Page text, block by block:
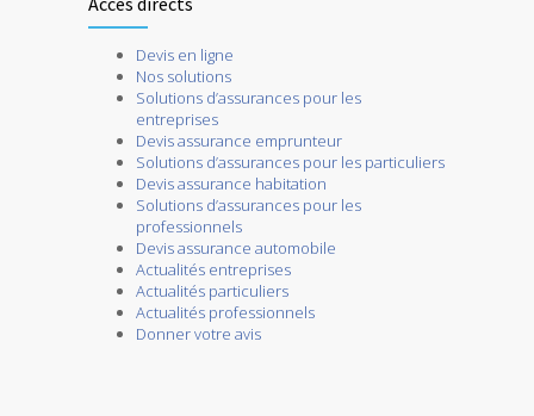
Devis en ligne
Nos solutions
Solutions d’assurances pour les
entreprises
Devis assurance emprunteur
Solutions d’assurances pour les particuliers
Devis assurance habitation
Solutions d’assurances pour les
professionnels
Devis assurance automobile
Actualités entreprises
Actualités particuliers
Actualités professionnels
Donner votre avis